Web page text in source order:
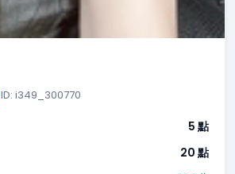
ID: i349_300770
5 點
20 點